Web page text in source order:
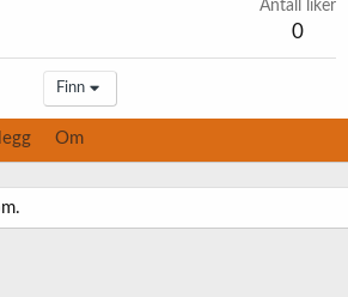
Antall liker
0
Finn
Om